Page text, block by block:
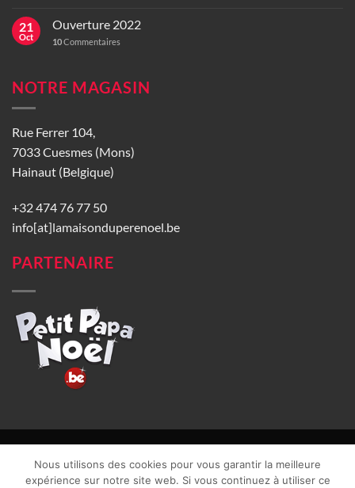
21
Oct
Ouverture 2022
10Commentaires
NOTRE MAGASIN
Rue Ferrer 104,
7033 Cuesmes (Mons)
Hainaut (Belgique)
+32 474 76 77 50
info[at]lamaisonduperenoel.be
PARTENAIRE
CGU| Vie privée| TVA : BE0840965749 | Site web réalisé par
Nous utilisons des cookies pour vous garantir la meilleure
expérience sur notre site web. Si vous continuez à utiliser ce